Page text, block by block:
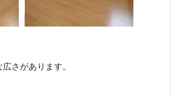
さがあります。